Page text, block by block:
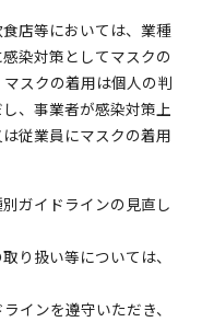
店等においては、業種
染対策としてマスクの
スクの着用は個人の判
、事業者が感染対策上
従業員にマスクの着用
ガイドラインの見直し
り扱い等については、
インを遵守いただき、